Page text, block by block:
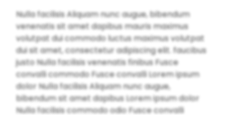
Nulla facilisis Aliquam nunc augue, bibendum
venenatis sit amet dapibus mauris maximus
volutpat dui commodo luctus maximus volutpat
dui sit amet, consectetur adipiscing elit. faucibus
justo Nulla facilisis venenatis finibus Fusce
convalli commodo Fusce convalli Lorem ipsum
dolor Nulla facilisis Aliquam nunc augue,
bibendum sit amet dapibus Lorem ipsum dolor
Nulla facilisis commodo odio Fusce convalli